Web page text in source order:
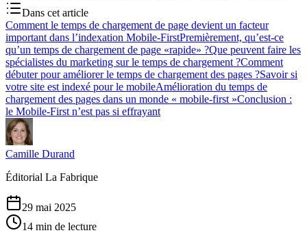
Dans cet article
Comment le temps de chargement de page devient un facteur
important dans l’indexation Mobile-FirstPremièrement, qu’est-ce
qu’un temps de chargement de page «rapide» ?Que peuvent faire les
spécialistes du marketing sur le temps de chargement ?Comment
débuter pour améliorer le temps de chargement des pages ?Savoir si
votre site est indexé pour le mobileAmélioration du temps de
chargement des pages dans un monde « mobile-first »Conclusion :
le Mobile-First n’est pas si effrayant
Camille Durand
Éditorial La Fabrique
29 mai 2025
14 min de lecture